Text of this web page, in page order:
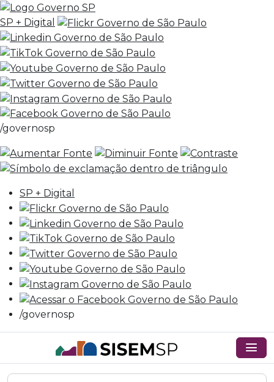
SP + Digital
/governosp
SP + Digital
/governosp
menu